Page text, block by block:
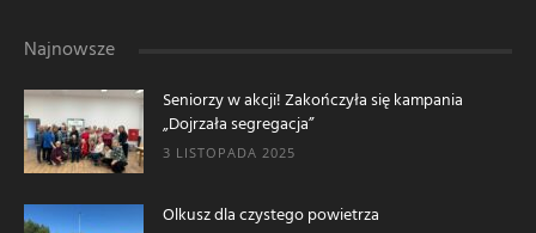
Najnowsze
Seniorzy w akcji! Zakończyła się kampania
„Dojrzała segregacja”
3 LISTOPADA 2025
Olkusz dla czystego powietrza